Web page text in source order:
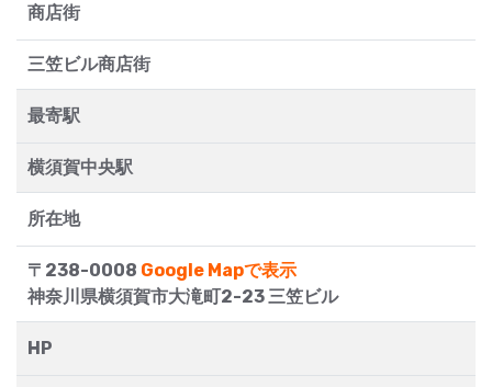
商店街
三笠ビル商店街
最寄駅
横須賀中央駅
所在地
〒238-0008 Google Mapで表示
神奈川県横須賀市大滝町2-23 三笠ビル
HP